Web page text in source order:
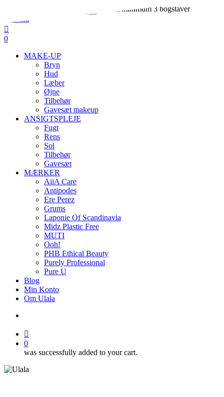
main
content
Indtast minimum 3 bogstaver
Search
search
0
MAKE-UP
Bryn
Hud
Læber
Øjne
Tilbehør
Gavesæt makeup
ANSIGTSPLEJE
Fugt
Rens
Sol
Tilbehør
Gavesæt
MÆRKER
AiiA Care
Antipodes
Ere Perez
Grums
Laponie Of Scandinavia
Midz Plastic Free
MUTI
Ooh!
PHB Ethical Beauty
Purely Professional
Pure U
Blog
Min Konto
Om Ulala
0
was successfully added to your cart.